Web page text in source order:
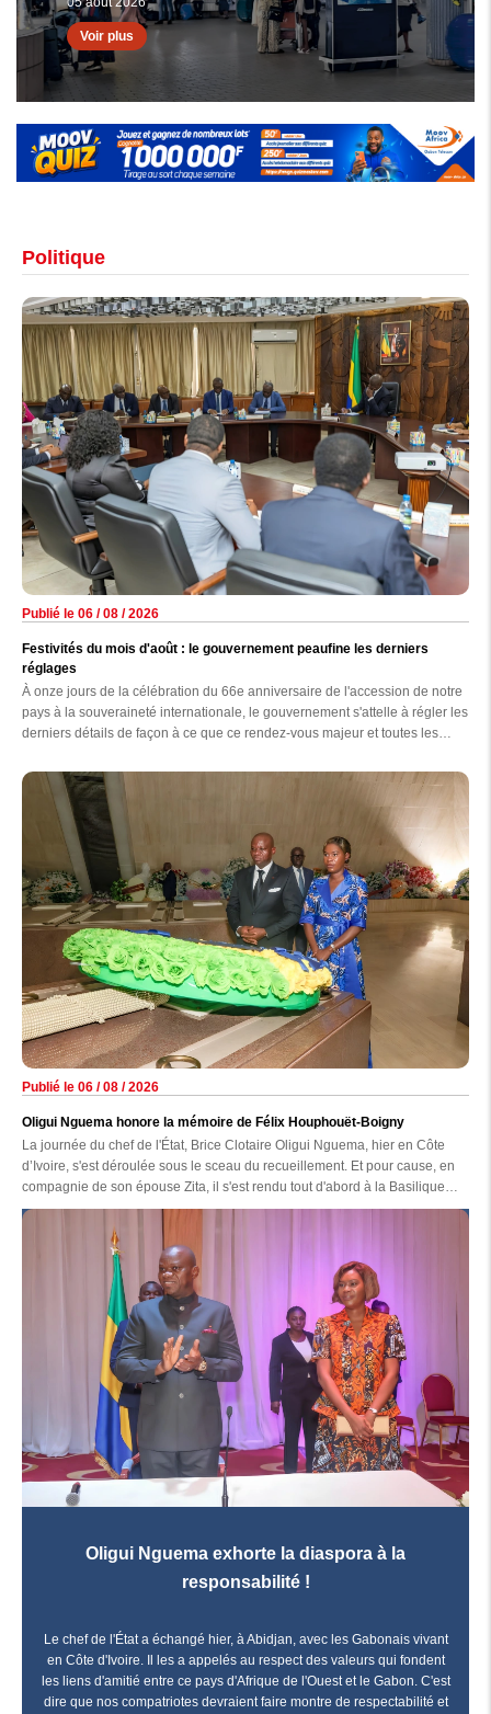
Voir plus
Politique
Publié le 06 / 08 / 2026
Festivités du mois d'août : le gouvernement peaufine les derniers
réglages
À onze jours de la célébration du 66e anniversaire de l'accession de notre
pays à la souveraineté internationale, le gouvernement s'attelle à régler les
derniers détails de façon à ce que ce rendez-vous majeur et toutes les
des manières.
Publié le 06 / 08 / 2026
Oligui Nguema honore la mémoire de Félix Houphouët-Boigny
La journée du chef de l'État, Brice Clotaire Oligui Nguema, hier en Côte
d’Ivoire, s'est déroulée sous le sceau du recueillement. Et pour cause, en
compagnie de son épouse Zita, il s'est rendu tout d'abord à la Basilique
Notre-Dame-de-la-Paix de Yamoussoukro avant d'aller se recueillir sur la
tombe du premier président ivoirien, Félix Houphouët-Boigny.
Oligui Nguema exhorte la diaspora à la
responsabilité !
Le chef de l'État a échangé hier, à Abidjan, avec les Gabonais vivant
en Côte d'Ivoire. Il les a appelés au respect des valeurs qui fondent
les liens d'amitié entre ce pays d'Afrique de l'Ouest et le Gabon. C'est
dire que nos compatriotes devraient faire montre de respectabilité et